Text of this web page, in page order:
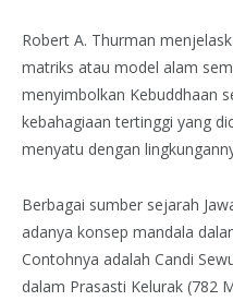
Robert A. Thurman
matriks atau model alam
menyimbolkan Kebuddhaan
kebahagiaan tertinggi yang
menyatu dengan
Berbagai sumber sejarah
adanya konsep mandala
Contohnya adalah Candi
dalam Prasasti Kelurak (782